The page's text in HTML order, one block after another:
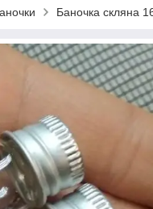
Баночка скляна